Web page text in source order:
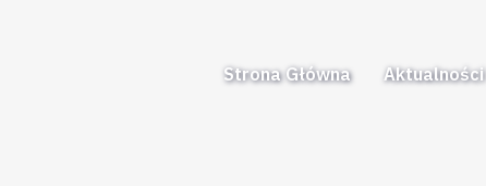
Strona Główna Aktualności